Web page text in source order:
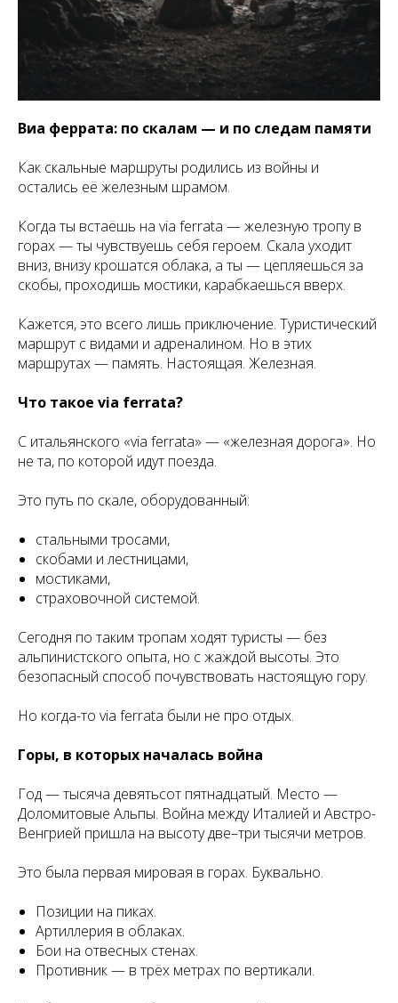
Виа феррата: по скалам — и по следам памяти
Как скальные маршруты родились из войны и
остались её железным шрамом.
Когда ты встаёшь на via ferrata — железную тропу в
горах — ты чувствуешь себя героем. Скала уходит
вниз, внизу крошатся облака, а ты — цепляешься за
скобы, проходишь мостики, карабкаешься вверх.
Кажется, это всего лишь приключение. Туристический
маршрут с видами и адреналином. Но в этих
маршрутах — память. Настоящая. Железная.
Что такое via ferrata?
С итальянского «via ferrata» — «железная дорога». Но
не та, по которой идут поезда.
Это путь по скале, оборудованный:
стальными тросами,
скобами и лестницами,
мостиками,
страховочной системой.
Сегодня по таким тропам ходят туристы — без
альпинистского опыта, но с жаждой высоты. Это
безопасный способ почувствовать настоящую гору.
Но когда-то via ferrata были не про отдых.
Горы, в которых началась война
Год — тысяча девятьсот пятнадцатый. Место —
Доломитовые Альпы. Война между Италией и Австро-
Венгрией пришла на высоту две–три тысячи метров.
Это была первая мировая в горах. Буквально.
Позиции на пиках.
Артиллерия в облаках.
Бои на отвесных стенах.
Противник — в трёх метрах по вертикали.